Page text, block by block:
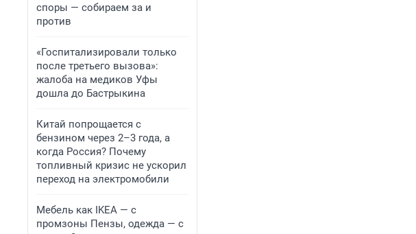
споры — собираем за и
против
«Госпитализировали только
после третьего вызова»:
жалоба на медиков Уфы
дошла до Бастрыкина
Китай попрощается с
бензином через 2–3 года, а
когда Россия? Почему
топливный кризис не ускорил
переход на электромобили
Мебель как IKEA — с
промзоны Пензы, одежда — с